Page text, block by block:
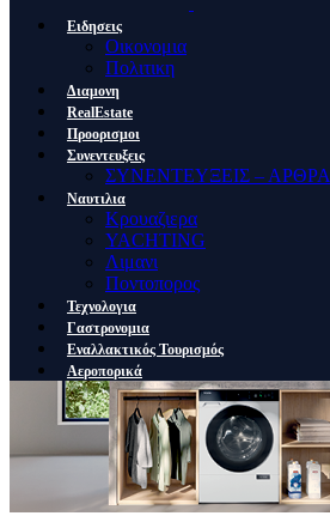
Ειδησεις
Οικονομια
Πολιτικη
Διαμονη
RealEstate
Προορισμοι
Συνεντευξεις
ΣΥΝΕΝΤΕΥΞΕΙΣ – ΑΡΘΡΑ
Ναυτιλια
Κρουαζιερα
YACHTING
Λιμανι
Ποντοπορος
Τεχνολογια
Γαστρονομια
Εναλλακτικός Τουρισμός
Αεροπορικά